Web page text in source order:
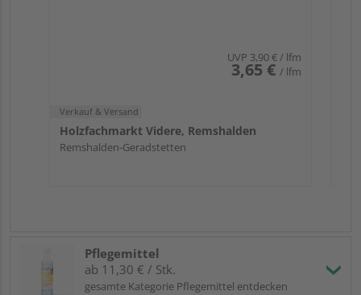
UVP 3,90 €/ lfm
3,65 € / lfm
Verkauf & Versand
Holzfachmarkt Videre, Remshalden
Remshalden-Geradstetten
Pflegemittel
ab 11,30 € / Stk.
gesamte Kategorie Pflegemittel entdecken